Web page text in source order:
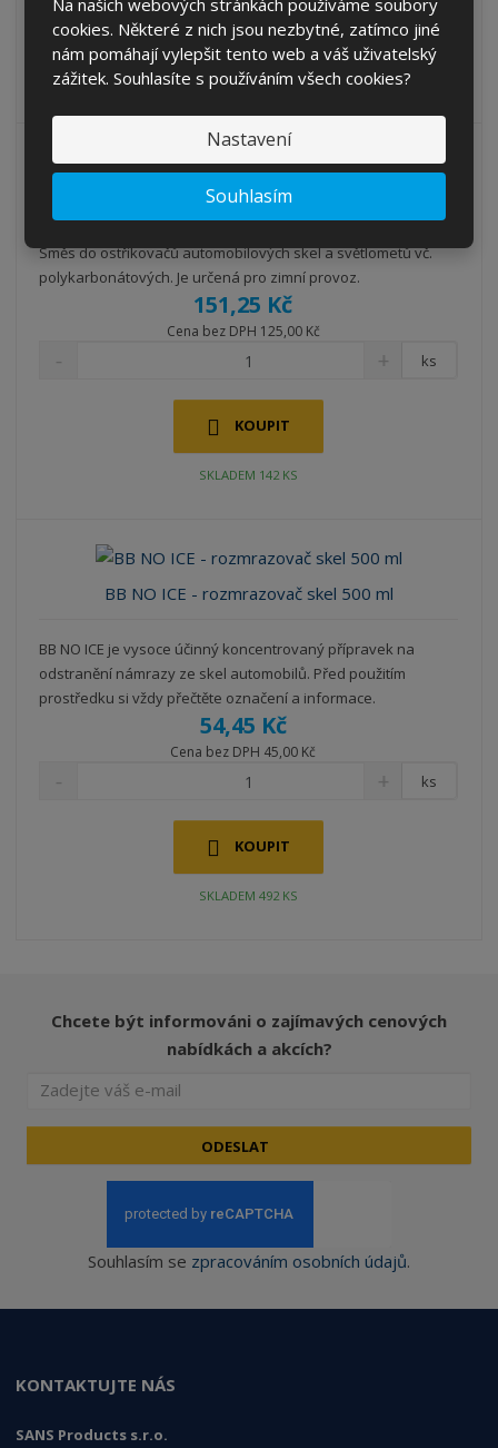
cookies. Některé z nich jsou nezbytné, zatímco jiné
nám pomáhají vylepšit tento web a váš uživatelský
zážitek. Souhlasíte s používáním všech cookies?
Nastavení
Souhlasím
KOUPIT
SKLADEM 117 KS
CARLINE zimní nemrznoucí směs -40 °C, 4l
Směs do ostřikovačů automobilových skel a světlometů vč.
polykarbonátových. Je určená pro zimní provoz.
151,25 Kč
Cena bez DPH 125,00 Kč
ks
KOUPIT
SKLADEM 142 KS
BB NO ICE - rozmrazovač skel 500 ml
BB NO ICE je vysoce účinný koncentrovaný přípravek na
odstranění námrazy ze skel automobilů. Před použitím
prostředku si vždy přečtěte označení a informace.
54,45 Kč
Cena bez DPH 45,00 Kč
ks
KOUPIT
SKLADEM 492 KS
Chcete být informováni o zajímavých cenových
nabídkách a akcích?
ODESLAT
Souhlasím se zpracováním osobních údajů.
KONTAKTUJTE NÁS
SANS Products s.r.o.